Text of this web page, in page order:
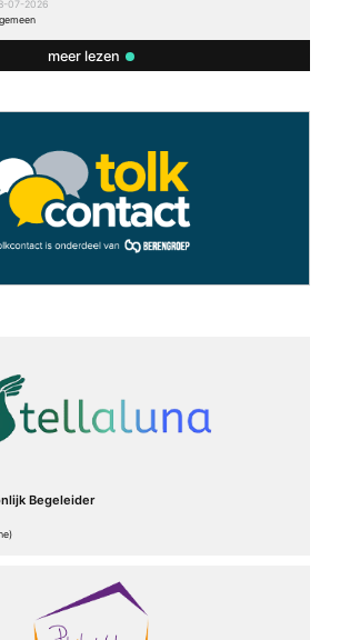
07-2026
meer lezen
Begeleider